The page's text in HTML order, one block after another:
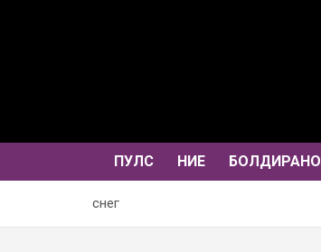
ПУЛС НИЕ БОЛДИРАНО
снег